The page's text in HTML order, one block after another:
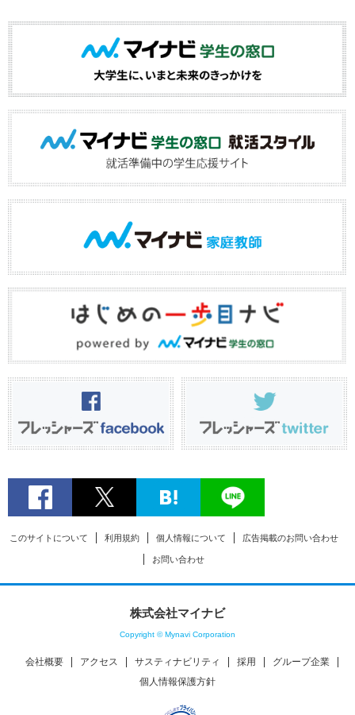
このサイトについて 利用規約 個人情報について 広告掲載のお問い合わせ
お問い合わせ
株式会社マイナビ
Copyright © Mynavi Corporation
会社概要 アクセス サスティナビリティ 採用
グループ企業
個人情報保護方針